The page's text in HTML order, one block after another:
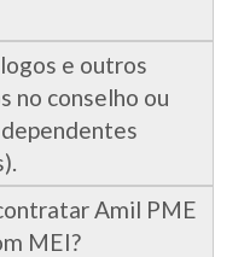
e outros
no conselho ou
Amil PME
MEI?